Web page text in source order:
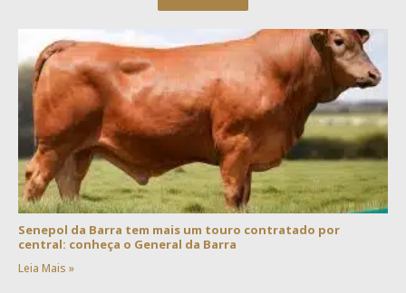
Senepol da Barra tem mais um touro contratado por
central: conheça o General da Barra
Leia Mais »